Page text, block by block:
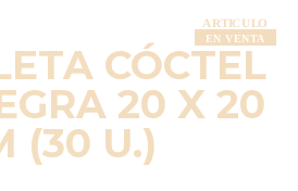
CÓCTEL
20 X 20
(30 U.)